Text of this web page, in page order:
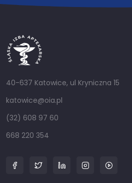
40-637 Katowice, ul Kryniczna 15
katowice@oia.pl
(32) 608 97 60
668 220 354